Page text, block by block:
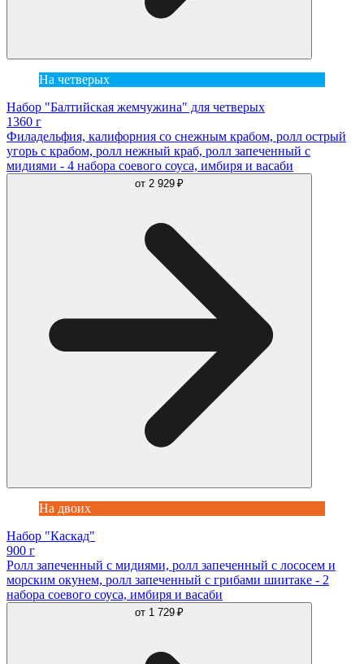
На четверых
Набор "Балтийская жемчужина" для четверых
1360 г
Филадельфия, калифорния со снежным крабом, ролл острый
угорь с крабом, ролл нежный краб, ролл запеченный с
мидиями - 4 набора соевого соуса, имбиря и васаби
от 2 929 ₽
На двоих
Набор "Каскад"
900 г
Ролл запеченный с мидиями, ролл запеченный с лососем и
морским окунем, ролл запеченный с грибами шиитаке - 2
набора соевого соуса, имбиря и васаби
от 1 729 ₽